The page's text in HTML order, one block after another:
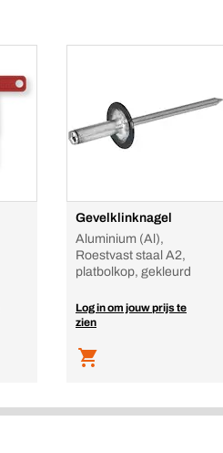
Gevelklinknagel
Aluminium (Al),
Roestvast staal A2,
platbolkop, gekleurd
Log in om jouw prijs te
zien